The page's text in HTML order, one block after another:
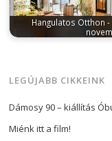
Hangulatos Otthon
LEGÚJABB CIKKEINK
Dámosy 90 – kiállítás
Miénk itt a film!